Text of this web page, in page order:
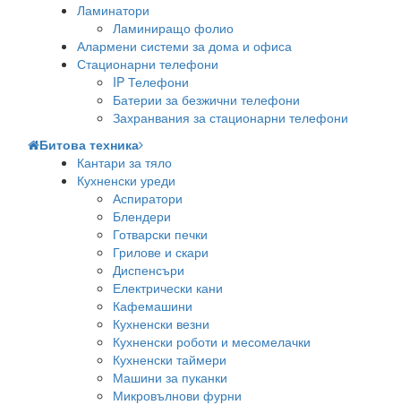
Ламинатори
Ламиниращо фолио
Алармени системи за дома и офиса
Стационарни телефони
IP Телефони
Батерии за безжични телефони
Захранвания за стационарни телефони
Битова техника
Кантари за тяло
Кухненски уреди
Аспиратори
Блендери
Готварски печки
Грилове и скари
Диспенсъри
Електрически кани
Кафемашини
Кухненски везни
Кухненски роботи и месомелачки
Кухненски таймери
Машини за пуканки
Микровълнови фурни